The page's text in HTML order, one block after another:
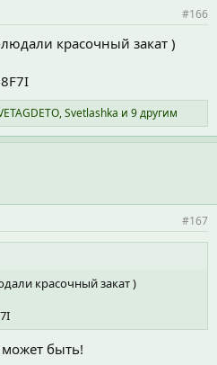
#166
красочный закат )
,Svetlashka и 9 другим
#167
красочный закат )
может быть!